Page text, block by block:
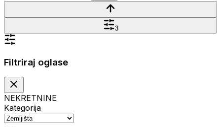
3
Filtriraj oglase
NEKRETNINE
Kategorija